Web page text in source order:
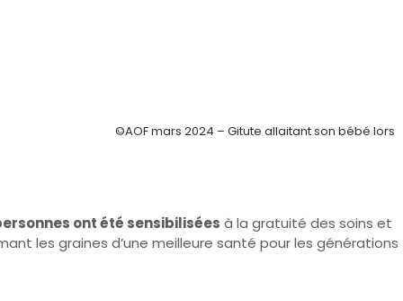
©AOF mars 2024 – Gitute allaitant son bébé lors
ont été sensibilisées à la gratuité des soins et
les graines d’une meilleure santé pour les générations